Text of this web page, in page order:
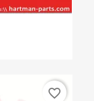
favorite_border